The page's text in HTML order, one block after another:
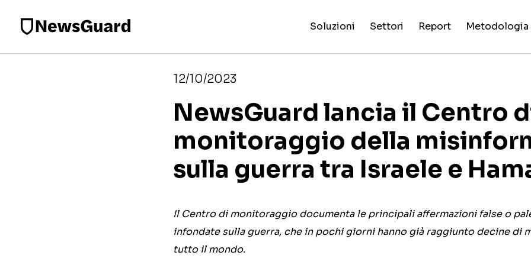
Soluzioni
NewsGuard
di
Claim
Settori
Tutti i
Report
Special
Metodologia
criteri di
12/10/2023
NewsGuard lancia il Centro
monitoraggio della
sulla guerra tra Israele e
Il Centro di monitoraggio documenta le principali affermazioni false o
infondate sulla guerra, che in pochi giorni hanno già raggiunto decine di
tutto il mondo.